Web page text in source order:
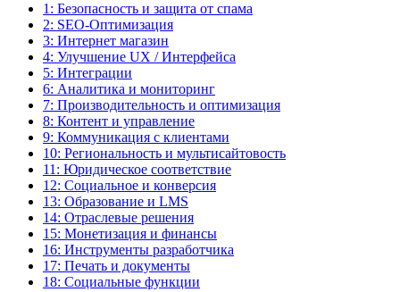
1: Безопасность и защита от спама
2: SEO-Оптимизация
3: Интернет магазин
4: Улучшение UX / Интерфейса
5: Интеграции
6: Аналитика и мониторинг
7: Производительность и оптимизация
8: Контент и управление
9: Коммуникация с клиентами
10: Региональность и мультисайтовость
11: Юридическое соответствие
12: Социальное и конверсия
13: Образование и LMS
14: Отраслевые решения
15: Монетизация и финансы
16: Инструменты разработчика
17: Печать и документы
18: Социальные функции